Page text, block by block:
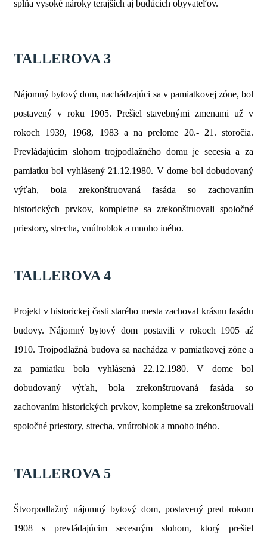
spĺňa vysoké nároky terajších aj budúcich obyvateľov.
TALLEROVA 3
Nájomný bytový dom, nachádzajúci sa v pamiatkovej zóne, bol
postavený v roku 1905. Prešiel stavebnými zmenami už v
rokoch 1939, 1968, 1983 a na prelome 20.- 21. storočia.
Prevládajúcim slohom trojpodlažného domu je secesia a za
pamiatku bol vyhlásený 21.12.1980. V dome bol dobudovaný
výťah, bola zrekonštruovaná fasáda so zachovaním
historických prvkov, kompletne sa zrekonštruovali spoločné
priestory, strecha, vnútroblok a mnoho iného.
TALLEROVA 4
Projekt v historickej časti starého mesta zachoval krásnu fasádu
budovy. Nájomný bytový dom postavili v rokoch 1905 až
1910. Trojpodlažná budova sa nachádza v pamiatkovej zóne a
za pamiatku bola vyhlásená 22.12.1980. V dome bol
dobudovaný výťah, bola zrekonštruovaná fasáda so
zachovaním historických prvkov, kompletne sa zrekonštruovali
spoločné priestory, strecha, vnútroblok a mnoho iného. ​
TALLEROVA 5
Štvorpodlažný nájomný bytový dom, postavený pred rokom
1908 s prevládajúcim secesným slohom, ktorý prešiel